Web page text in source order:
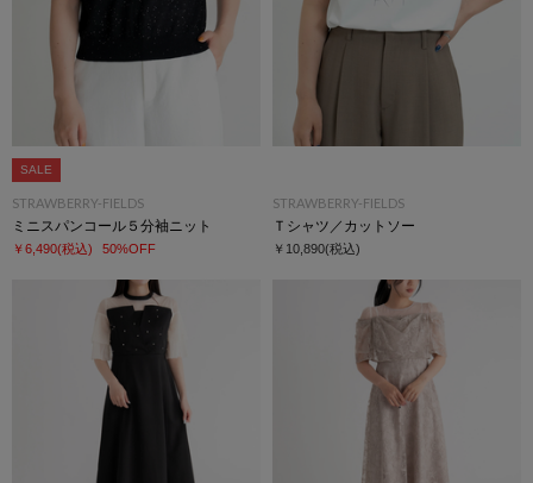
SALE
STRAWBERRY-FIELDS
ミニスパンコール５分袖ニット
￥6,490(税込) 50%OFF
STRAWBERRY-FIELDS
Ｔシャツ／カットソー
￥10,890(税込)